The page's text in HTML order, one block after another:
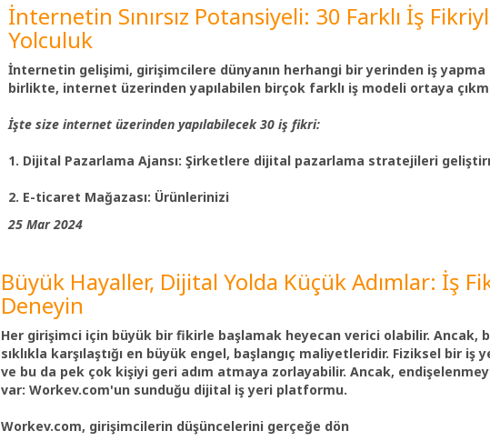
İnternetin Sınırsız Potansiyeli: 30 Farklı İş
Yolculuk
İnternetin gelişimi, girişimcilere dünyanın herhangi bir yerinden iş
birlikte, internet üzerinden yapılabilen birçok farklı iş modeli ortaya
İşte size internet üzerinden yapılabilecek 30 iş fikri:
1. Dijital Pazarlama Ajansı: Şirketlere dijital pazarlama stratejileri
2. E-ticaret Mağazası: Ürünlerinizi
25 Mar 2024
Büyük Hayaller, Dijital Yolda Küçük Adımlar: İş
Deneyin
Her girişimci için büyük bir fikirle başlamak heyecan verici olabilir.
sıklıkla karşılaştığı en büyük engel, başlangıç maliyetleridir. Fiziksel bir
ve bu da pek çok kişiyi geri adım atmaya zorlayabilir. Ancak,
var: Workev.com'un sunduğu dijital iş yeri platformu.
Workev.com, girişimcilerin düşüncelerini gerçeğe dön